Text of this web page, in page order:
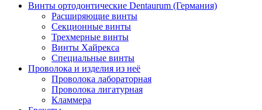
Винты ортодонтические Dentaurum (Германия)
Расширяющие винты
Секционные винты
Трехмерные винты
Винты Хайрекса
Специальные винты
Проволока и изделия из неё
Проволока лабораторная
Проволока лигатурная
Кламмера